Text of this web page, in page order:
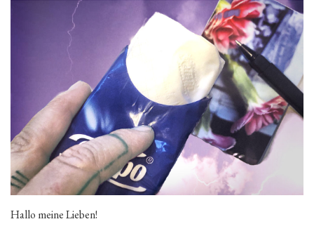
Hallo meine Lieben!